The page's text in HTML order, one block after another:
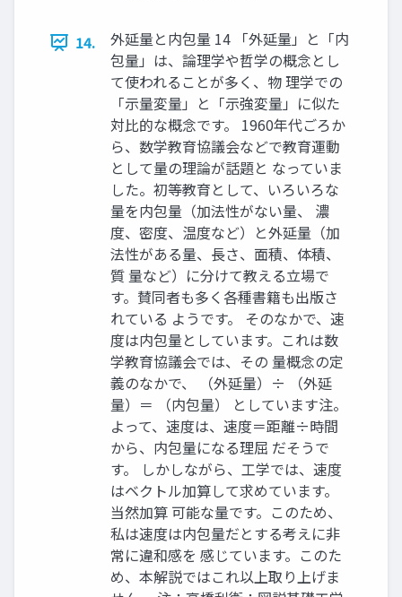
14.
外延量と内包量 14 「外延量」と「内
包量」は、論理学や哲学の概念とし
て使われることが多く、物 理学での
「示量変量」と「示強変量」に似た
対比的な概念です。 1960年代ごろか
ら、数学教育協議会などで教育運動
として量の理論が話題と なっていま
した。初等教育として、いろいろな
量を内包量（加法性がない量、 濃
度、密度、温度など）と外延量（加
法性がある量、長さ、面積、体積、
質 量など）に分けて教える立場で
す。賛同者も多く各種書籍も出版さ
れている ようです。 そのなかで、速
度は内包量としています。これは数
学教育協議会では、その 量概念の定
義のなかで、 （外延量）÷ （外延
量）＝ （内包量） としています注。
よって、速度は、速度＝距離÷時間
から、内包量になる理屈 だそうで
す。 しかしながら、工学では、速度
はベクトル加算して求めています。
当然加算 可能な量です。このため、
私は速度は内包量だとする考えに非
常に違和感を 感じています。このた
め、本解説ではこれ以上取り上げま